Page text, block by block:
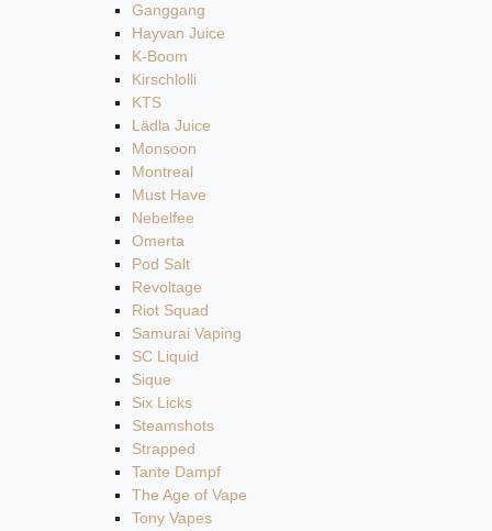
Ganggang
Hayvan Juice
K-Boom
Kirschlolli
KTS
Lädla Juice
Monsoon
Montreal
Must Have
Nebelfee
Omerta
Pod Salt
Revoltage
Riot Squad
Samurai Vaping
SC Liquid
Sique
Six Licks
Steamshots
Strapped
Tante Dampf
The Age of Vape
Tony Vapes